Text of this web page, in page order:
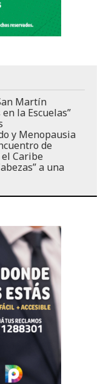
Martín
la Escuelas”
y Menopausia
de
Caribe
a una